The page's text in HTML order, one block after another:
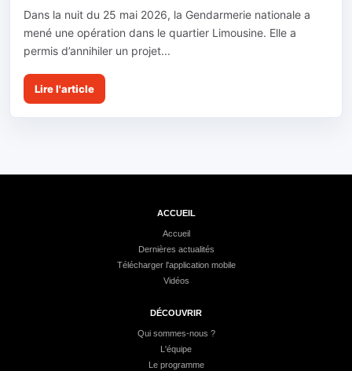
Dans la nuit du 25 mai 2026, la Gendarmerie nationale a
mené une opération dans le quartier Limousine. Elle a
permis d’annihiler un projet...
Lire l'article
ACCUEIL
Accueil
Dernières actualités
Télécharger l'application mobile
Vidéos
DÉCOUVRIR
Qui sommes-nous ?
L'équipe
Le programme